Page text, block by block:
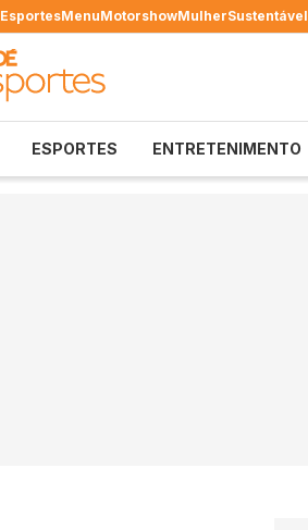
EsportesMenuMotorshowMulherSustentável
ESPORTES ENTRETENIMENTO